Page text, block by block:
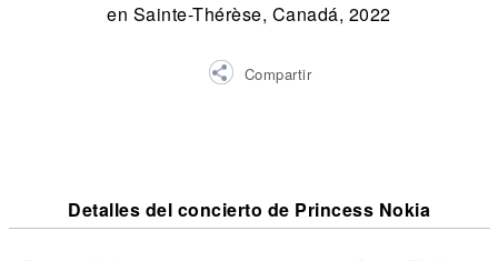
en Sainte-Thérèse, Canadá, 2022
Compartir
Detalles del concierto de Princess Nokia